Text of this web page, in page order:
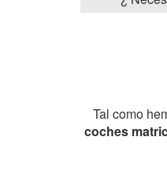
Tal como
coches